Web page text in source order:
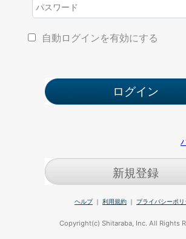
自動ログインを有効にする
新規登録
ヘルプ｜ 利用規約 ｜ プライバシーポリ
Copyright(c) Shitaraba, Inc. All Rights